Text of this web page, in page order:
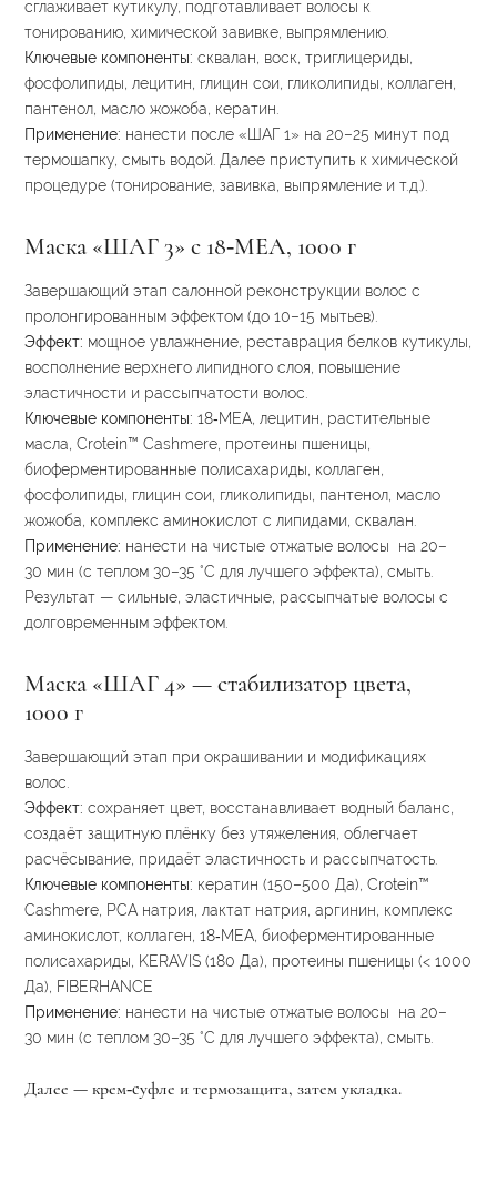
сглаживает кутикулу, подготавливает волосы к
тонированию, химической завивке, выпрямлению.
Ключевые компоненты: сквалан, воск, триглицериды,
фосфолипиды, лецитин, глицин сои, гликолипиды, коллаген,
пантенол, масло жожоба, кератин.
Применение: нанести после «ШАГ 1» на 20–25 минут под
термошапку, смыть водой. Далее приступить к химической
процедуре (тонирование, завивка, выпрямление и т. д.).
Маска «ШАГ 3» с 18‑МЕА, 1000 г
Завершающий этап салонной реконструкции волос с
пролонгированным эффектом (до 10–15 мытьев).
Эффект: мощное увлажнение, реставрация белков кутикулы,
восполнение верхнего липидного слоя, повышение
эластичности и рассыпчатости волос.
Ключевые компоненты: 18‑МЕА, лецитин, растительные
масла, Crotein™ Cashmere, протеины пшеницы,
биоферментированные полисахариды, коллаген,
фосфолипиды, глицин сои, гликолипиды, пантенол, масло
жожоба, комплекс аминокислот с липидами, сквалан.
Применение: нанести на чистые отжатыеволосы на 20–
30 мин (с теплом30–35 °C для лучшегоэффекта), смыть.
Результат — сильные, эластичные, рассыпчатые волосы с
долговременным эффектом.
Маска «ШАГ 4» — стабилизатор цвета,
1000 г
Завершающий этап при окрашивании и модификациях
волос.
Эффект: сохраняет цвет, восстанавливает водный баланс,
создаёт защитную плёнку без утяжеления, облегчает
расчёсывание, придаёт эластичность и рассыпчатость.
Ключевые компоненты: кератин (150–500 Да), Crotein™
Cashmere, PCA натрия, лактат натрия, аргинин, комплекс
аминокислот, коллаген, 18‑МЕА, биоферментированные
полисахариды, KERAVIS (180 Да), протеины пшеницы (< 1000
Да), FIBERHANCE
Применение: нанести на чистые отжатыеволосы на 20–
30 мин (с теплом30–35 °C для лучшегоэффекта), смыть.
Далее — крем‑суфле и термозащита, затем укладка.